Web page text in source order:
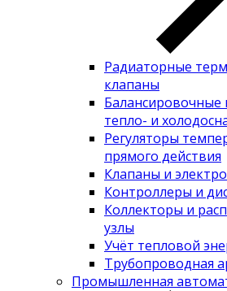
Радиаторные
клапаны
Балансировочные
тепло- и
Регуляторы
прямого действия
Клапаны и
Контроллеры и
Коллекторы и
узлы
Учёт тепловой
Трубопроводная
Промышленная